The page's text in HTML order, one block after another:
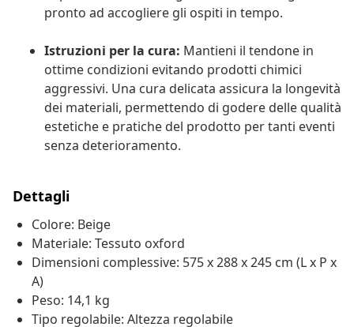
pronto ad accogliere gli ospiti in tempo.
Istruzioni per la cura: Mantieni il tendone in
ottime condizioni evitando prodotti chimici
aggressivi. Una cura delicata assicura la longevità
dei materiali, permettendo di godere delle qualità
estetiche e pratiche del prodotto per tanti eventi
senza deterioramento.
Dettagli
Colore: Beige
Materiale: Tessuto oxford
Dimensioni complessive: 575 x 288 x 245 cm (L x P x
A)
Peso: 14,1 kg
Tipo regolabile: Altezza regolabile